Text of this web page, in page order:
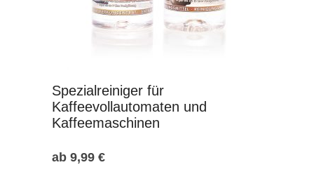
Spezialreiniger für
Kaffeevollautomaten und
Kaffeemaschinen
ab 9,99 €